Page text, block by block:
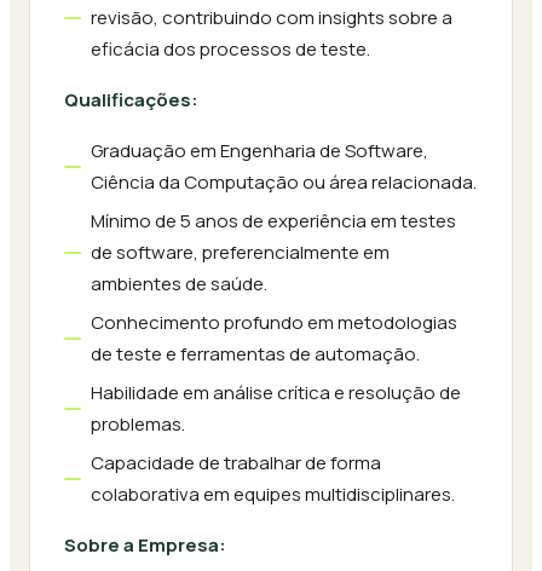
revisão, contribuindo com insights sobre a
eficácia dos processos de teste.
Qualificações:
Graduação em Engenharia de Software,
Ciência da Computação ou área relacionada.
Mínimo de 5 anos de experiência em testes
de software, preferencialmente em
ambientes de saúde.
Conhecimento profundo em metodologias
de teste e ferramentas de automação.
Habilidade em análise crítica e resolução de
problemas.
Capacidade de trabalhar de forma
colaborativa em equipes multidisciplinares.
Sobre a Empresa: